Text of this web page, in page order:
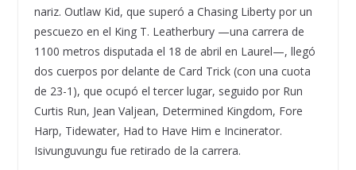
nariz. Outlaw Kid, que superó a Chasing Liberty por un
pescuezo en el King T. Leatherbury —una carrera de
1100 metros disputada el 18 de abril en Laurel—, llegó
dos cuerpos por delante de Card Trick (con una cuota
de 23-1), que ocupó el tercer lugar, seguido por Run
Curtis Run, Jean Valjean, Determined Kingdom, Fore
Harp, Tidewater, Had to Have Him e Incinerator.
Isivunguvungu fue retirado de la carrera.